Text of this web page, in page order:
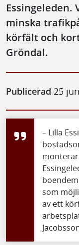
minska
körfält och
Gröndal.
Publicerad 25
– Lilla
som
av ett